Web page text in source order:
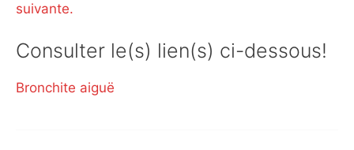
suivante.
Consulter le(s) lien(s) ci-dessous!
Bronchite aiguë